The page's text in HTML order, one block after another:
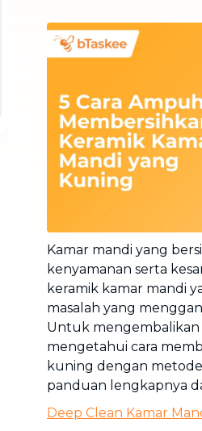
Layanan
gorden, dan
Layanan pindahan
rumah secara
Kamar mandi yang
kenyamanan serta
keramik kamar mandi
masalah yang
Untuk mengembalikan
mengetahui cara
kuning dengan
panduan lengkapnya
Deep Clean Kamar